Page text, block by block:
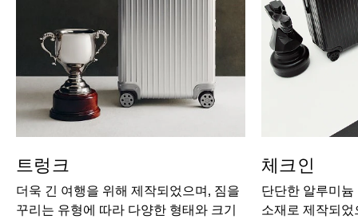
트렁크
더욱 긴 여행을 위해 제작되었으며, 짐을
꾸리는 유형에 따라 다양한 형태와 크기
체크인
단단한 알루미
소재로 제작되